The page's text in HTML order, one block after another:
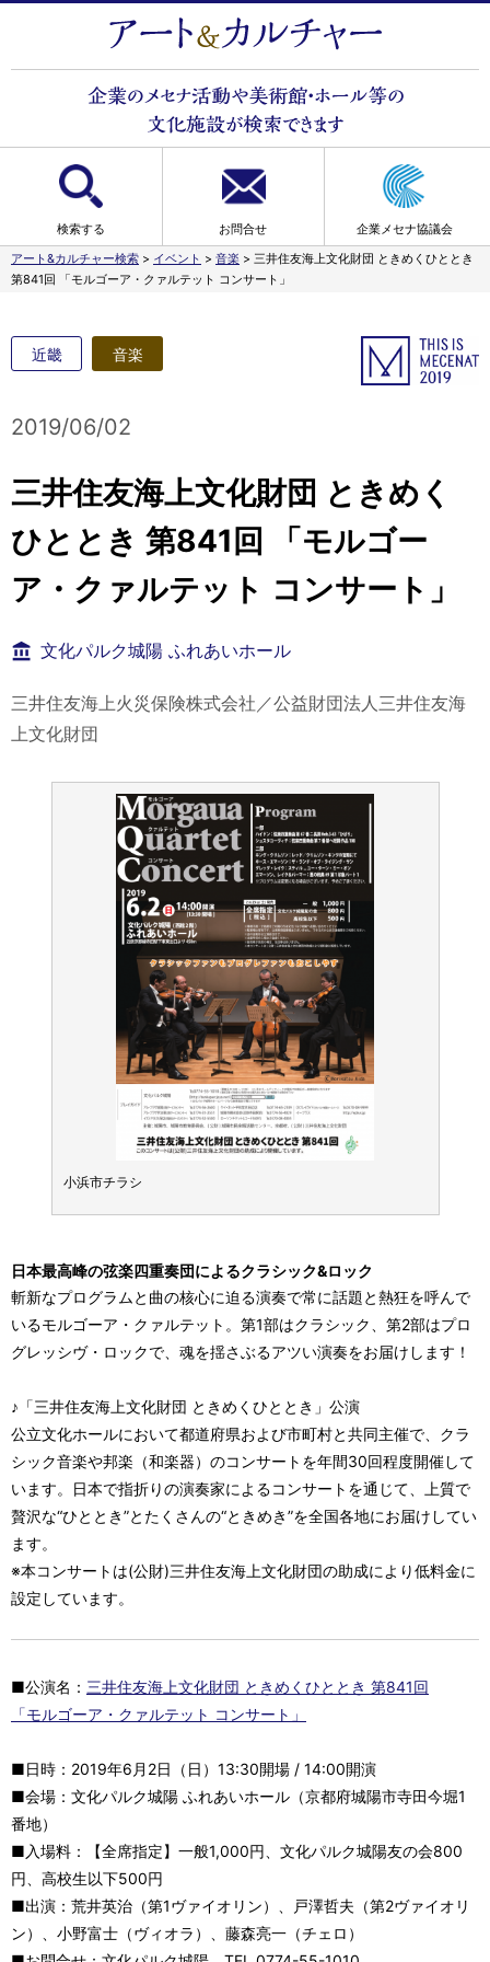
検索する お問合せ
企業メセナ協議会
アート&カルチャー検索 > イベント > 音楽 > 三井住友海上文化財団 ときめくひととき
第841回 「モルゴーア・クァルテット コンサート」
小浜市チラシ
近畿 音楽
2019/06/02
三井住友海上文化財団 ときめく
ひととき 第841回 「モルゴー
ア・クァルテット コンサート」
文化パルク城陽 ふれあいホール
三井住友海上火災保険株式会社／公益財団法人三井住友海
上文化財団
日本最高峰の弦楽四重奏団によるクラシック&ロック
斬新なプログラムと曲の核心に迫る演奏で常に話題と熱狂を呼んで
いるモルゴーア・クァルテット。第1部はクラシック、第2部はプロ
グレッシヴ・ロックで、魂を揺さぶるアツい演奏をお届けします！
♪「三井住友海上文化財団 ときめくひととき」公演
公立文化ホールにおいて都道府県および市町村と共同主催で、クラ
シック音楽や邦楽（和楽器）のコンサートを年間30回程度開催して
います。日本で指折りの演奏家によるコンサートを通じて、上質で
贅沢な“ひととき”とたくさんの“ときめき”を全国各地にお届けしてい
ます。
※本コンサートは(公財)三井住友海上文化財団の助成により低料金に
設定しています。
■公演名： 三井住友海上文化財団 ときめくひととき 第841回
「モルゴーア・クァルテット コンサート」
■日時：2019年6月2日（日）13:30開場 / 14:00開演
■会場：文化パルク城陽 ふれあいホール（京都府城陽市寺田今堀1
番地）
■入場料：【全席指定】一般1,000円、文化パルク城陽友の会800
円、高校生以下500円
■出演：荒井英治（第1ヴァイオリン）、戸澤哲夫（第2ヴァイオリ
ン）、小野富士（ヴィオラ）、藤森亮一（チェロ）